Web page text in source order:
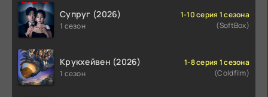
Супруг (2026)
1 сезон
1-10 серия 1 сезона
(SoftBox)
Крукхейвен (2026)
1 сезон
1-8 серия 1 сезона
(Coldfilm)